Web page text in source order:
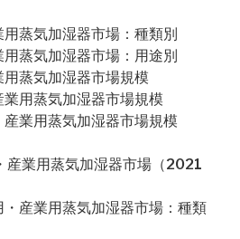
蒸気加湿器市場：種類別
蒸気加湿器市場：用途別
蒸気加湿器市場規模
用蒸気加湿器市場規模
業用蒸気加湿器市場規模
産業用蒸気加湿器市場（2021
産業用蒸気加湿器市場：種類